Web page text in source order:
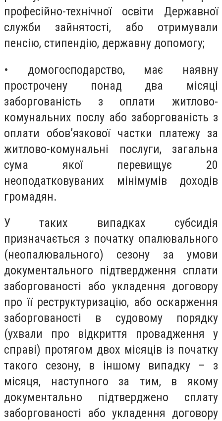
професійно-технічної освіти Державної
служби зайнятості, або отримували
пенсію, стипендію, державну допомогу;
• домогосподарство, має наявну
прострочену понад два місяці
заборгованість з оплати житлово-
комунальних послу або заборгованість з
оплати обов’язкової частки платежу за
житлово-комунальні послуги, загальна
сума якої перевищує 20
неоподатковуваних мінімумів доходів
громадян.
У таких випадках субсидія
призначається з початку опалювального
(неопалювального) сезону за умови
документального підтвердження сплати
заборгованості або укладення договору
про її реструктуризацію, або оскарження
заборгованості в судовому порядку
(ухвали про відкриття провадження у
справі) протягом двох місяців із початку
такого сезону, в іншому випадку – з
місяця, наступного за тим, в якому
документально підтверджено сплату
заборгованості або укладення договору